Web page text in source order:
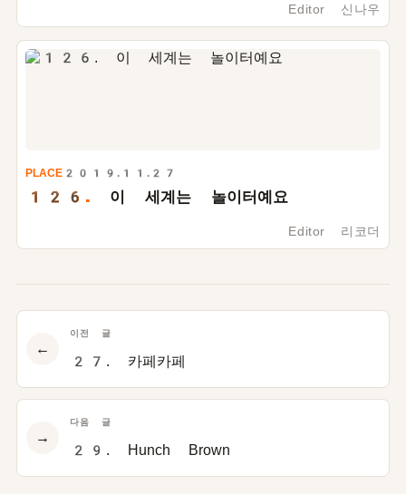
Editor 신나우
PLACE 2019.11.27
126. 이 세계는 놀이터예요
Editor 리코더
←
이전 글
27. 카페카페
다음 글
29. Hunch Brown
→